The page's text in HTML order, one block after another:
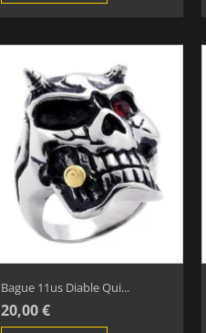
Bague 11us Diable Qui...
20,00 €